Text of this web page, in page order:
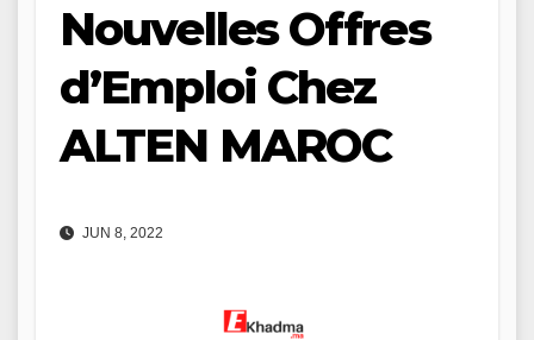
Nouvelles Offres
d’Emploi Chez
ALTEN MAROC
JUN 8, 2022